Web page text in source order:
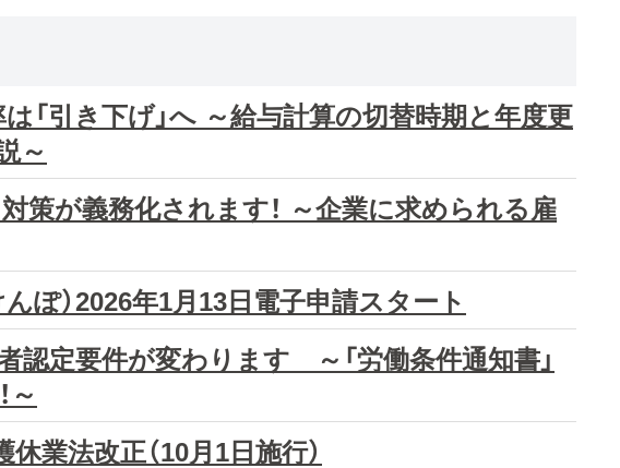
「引き下げ」へ ～給与計算の切替時期と年度更
～
策が義務化されます！ ～企業に求められる雇
ぽ）2026年1月13日電子申請スタート
認定要件が変わります ～「労働条件通知書」
～
休業法改正（10月1日施行）